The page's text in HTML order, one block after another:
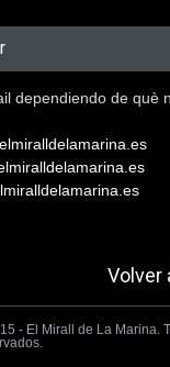
dependiendo de què
Volver
- El Mirall de La Marina.